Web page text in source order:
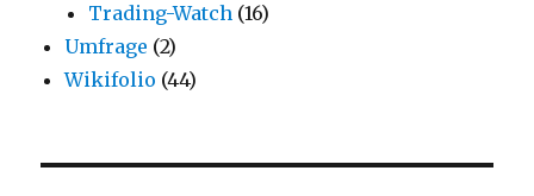
Trading-Watch (16)
Umfrage (2)
Wikifolio (44)